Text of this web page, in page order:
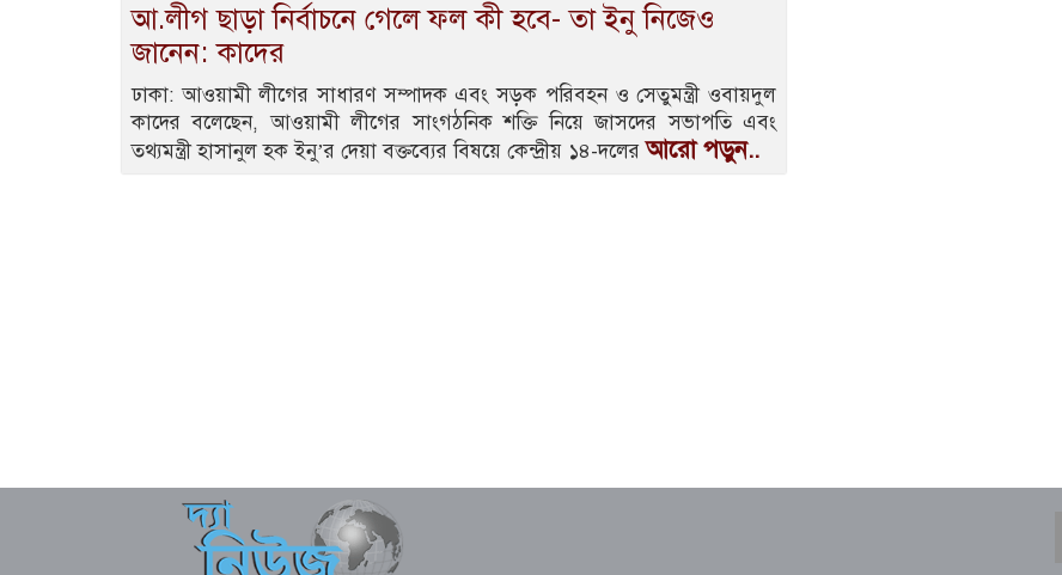
আ.লীগ ছাড়া নির্বাচনে গেলে ফল কী হবে- তা ইনু নিজেও
জানেন: কাদের
ঢাকা: আওয়ামী লীগের সাধারণ সম্পাদক এবং সড়ক পরিবহন ও সেতুমন্ত্রী ওবায়দুল
কাদের বলেছেন, আওয়ামী লীগের সাংগঠনিক শক্তি নিয়ে জাসদের সভাপতি এবং
তথ্যমন্ত্রী হাসানুল হক ইনু’র দেয়া বক্তব্যের বিষয়ে কেন্দ্রীয় ১৪-দলেরআরো পড়ুন..